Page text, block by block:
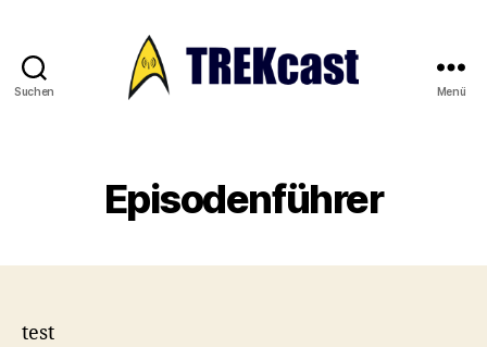
Suchen Menü
Episodenführer
test